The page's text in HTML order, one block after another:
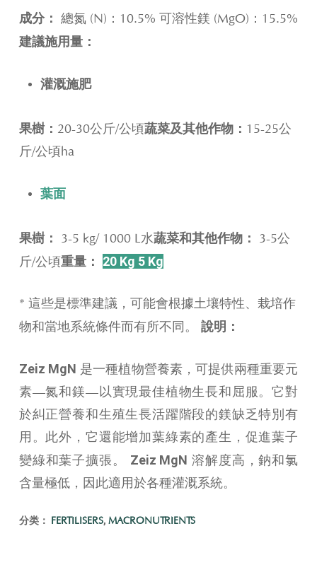
成分： 總氮 (N)：10.5% 可溶性鎂 (MgO)：15.5%
建議施用量：
灌溉施肥
果樹： 20-30公斤/公頃蔬菜及其他作物： 15-25公
斤/公頃ha
葉面
果樹： 3-5 kg/ 1000 L水蔬菜和其他作物：
3-5公
斤/公頃重量： 20 Kg 5 Kg
* 這些是標準建議，可能會根據土壤特性、栽培作
物和當地系統條件而有所不同。 說明：
Zeiz MgN 是一種植物營養素，可提供兩種重要元
素—氮和鎂—以實現最佳植物生長和屈服。它對
於糾正營養和生殖生長活躍階段的鎂缺乏特別有
用。此外，它還能增加葉綠素的產生，促進葉子
變綠和葉子擴張。 Zeiz MgN 溶解度高，鈉和氯
含量極低，因此適用於各種灌溉系統。
分类： FERTILISERS, MACRONUTRIENTS